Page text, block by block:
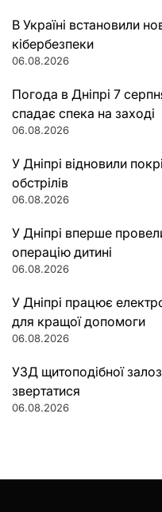
В Україні встановили
кібербезпеки
06.08.2026
Погода в Дніпрі 7
спадає спека на заході
06.08.2026
У Дніпрі відновили
обстрілів
06.08.2026
У Дніпрі вперше
операцію дитині
06.08.2026
У Дніпрі працює
для кращої допомоги
06.08.2026
УЗД щитоподібної
звертатися
06.08.2026